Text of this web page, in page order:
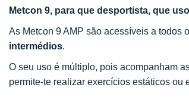
Metcon 9, para que desportista, que
As Metcon 9 AMP são acessíveis a todos
intermédios.
O seu uso é múltiplo, pois acompanham
permite-te realizar exercícios estáticos ou